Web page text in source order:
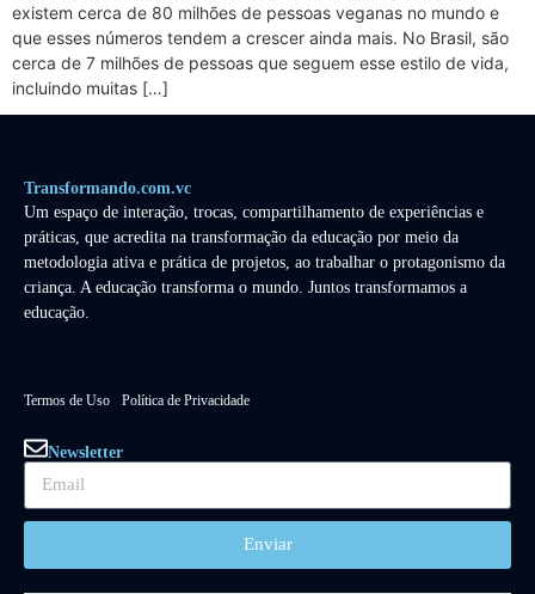
existem cerca de 80 milhões de pessoas veganas no mundo e
que esses números tendem a crescer ainda mais. No Brasil, são
cerca de 7 milhões de pessoas que seguem esse estilo de vida,
incluindo muitas […]
Transformando.com.vc
Um espaço de interação, trocas, compartilhamento de experiências e
práticas, que acredita na transformação da educação por meio da
metodologia ativa e prática de projetos, ao trabalhar o protagonismo da
criança. A educação transforma o mundo. Juntos transformamos a
educação.
Termos de Uso Política de Privacidade
Newsletter
Enviar